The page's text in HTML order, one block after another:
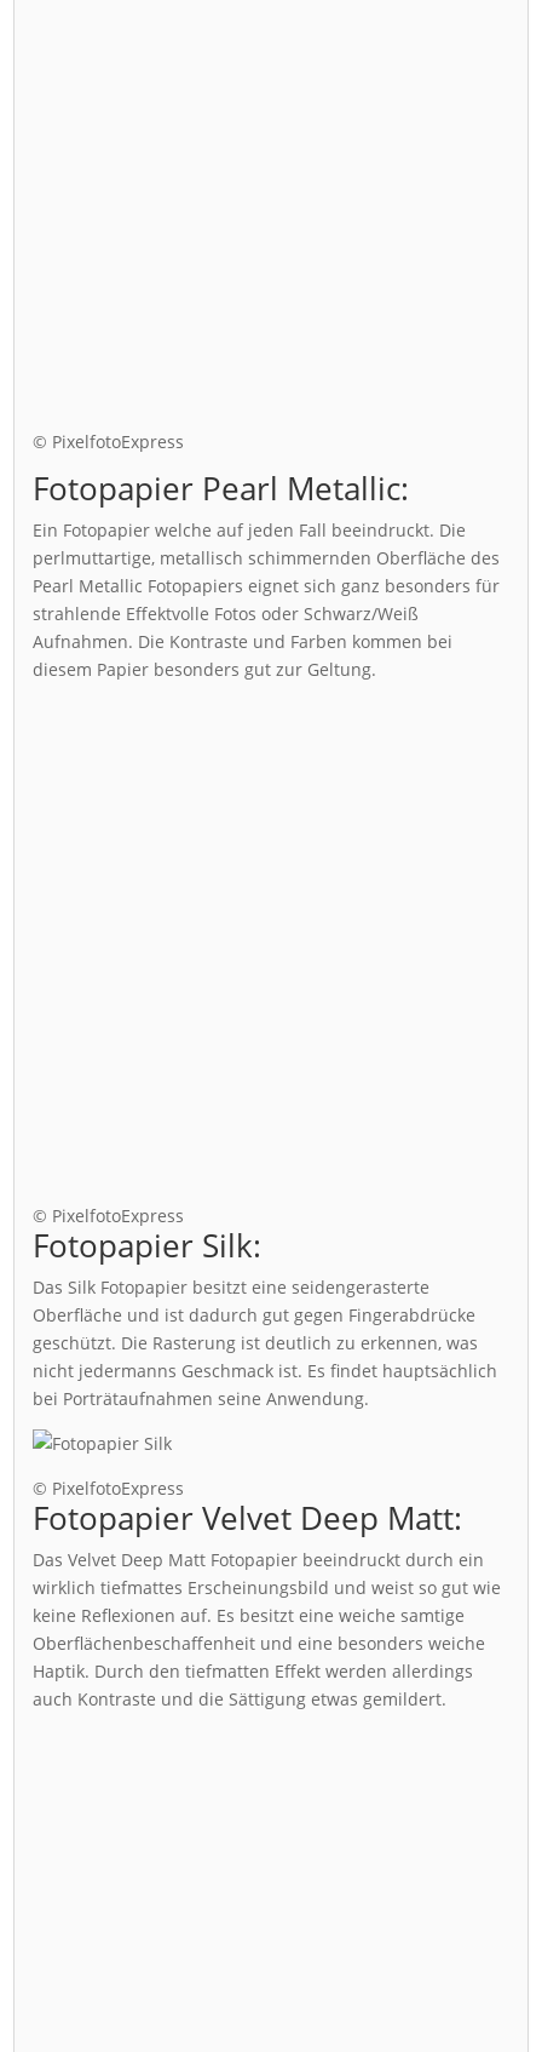
© PixelfotoExpress
Fotopapier Pearl Metallic:
Ein Fotopapier welche auf jeden Fall beeindruckt. Die
perlmuttartige, metallisch schimmernden Oberfläche des
Pearl Metallic Fotopapiers eignet sich ganz besonders für
strahlende Effektvolle Fotos oder Schwarz/Weiß
Aufnahmen. Die Kontraste und Farben kommen bei
diesem Papier besonders gut zur Geltung.
© PixelfotoExpress
Fotopapier Silk:
Das Silk Fotopapier besitzt eine seidengerasterte
Oberfläche und ist dadurch gut gegen Fingerabdrücke
geschützt. Die Rasterung ist deutlich zu erkennen, was
nicht jedermanns Geschmack ist. Es findet hauptsächlich
bei Porträtaufnahmen seine Anwendung.
© PixelfotoExpress
Fotopapier Velvet Deep Matt:
Das Velvet Deep Matt Fotopapier beeindruckt durch ein
wirklich tiefmattes Erscheinungsbild und weist so gut wie
keine Reflexionen auf. Es besitzt eine weiche samtige
Oberflächenbeschaffenheit und eine besonders weiche
Haptik. Durch den tiefmatten Effekt werden allerdings
auch Kontraste und die Sättigung etwas gemildert.